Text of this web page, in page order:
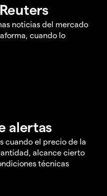
noticias del mercado
cuando lo
alertas
cuando el precio de la
alcance cierto
técnicas